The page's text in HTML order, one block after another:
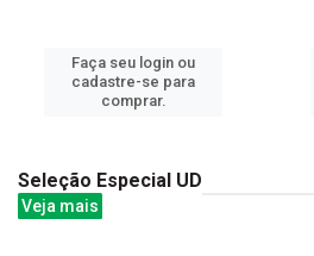
Faça seu login ou
cadastre-se para
comprar.
Seleção Especial UD
Veja mais